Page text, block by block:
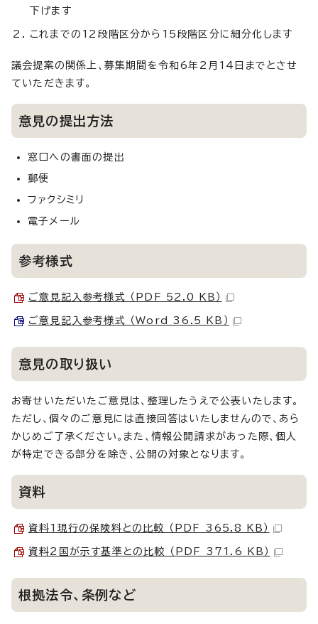
下げます
これまでの12段階区分から15段階区分に細分化します
議会提案の関係上、募集期間を令和6年2月14日までとさせ
ていただきます。
意見の提出方法
窓口への書面の提出
郵便
ファクシミリ
電子メール
参考様式
ご意見記入参考様式 （PDF 52.0 KB）
ご意見記入参考様式 （Word 36.5 KB）
意見の取り扱い
お寄せいただいたご意見は、整理したうえで公表いたします。
ただし、個々のご意見には直接回答はいたしませんので、あら
かじめご了承ください。また、情報公開請求があった際、個人
が特定できる部分を除き、公開の対象となります。
資料
資料1現行の保険料との比較 （PDF 365.8 KB）
資料2国が示す基準との比較 （PDF 371.6 KB）
根拠法令、条例など